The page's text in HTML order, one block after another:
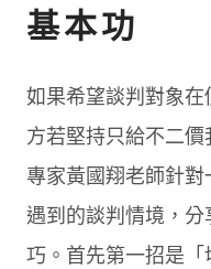
基本功
如果希望談判對象
方若堅持只給不二
專家黃國翔老師針
遇到的談判情境，
巧。首先第一招是